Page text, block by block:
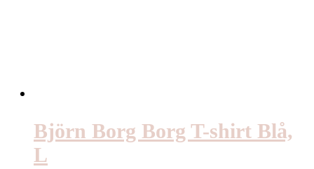
Björn Borg Borg T-shirt Blå,
L